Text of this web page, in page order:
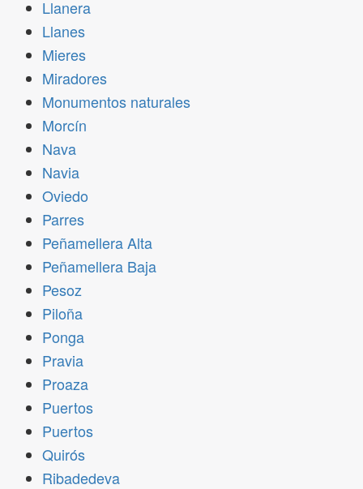
Llanera
Llanes
Mieres
Miradores
Monumentos naturales
Morcín
Nava
Navia
Oviedo
Parres
Peñamellera Alta
Peñamellera Baja
Pesoz
Piloña
Ponga
Pravia
Proaza
Puertos
Puertos
Quirós
Ribadedeva